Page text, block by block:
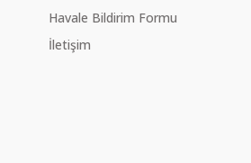
Havale Bildirim Formu
İletişim